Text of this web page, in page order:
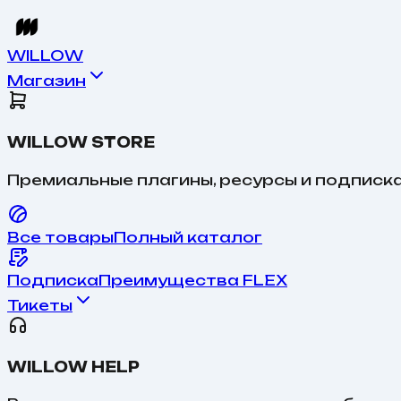
WILLOW
Магазин
WILLOW STORE
Премиальные плагины, ресурсы и
Все товарыПолный каталог
ПодпискаПреимущества FLEX
Тикеты
WILLOW HELP